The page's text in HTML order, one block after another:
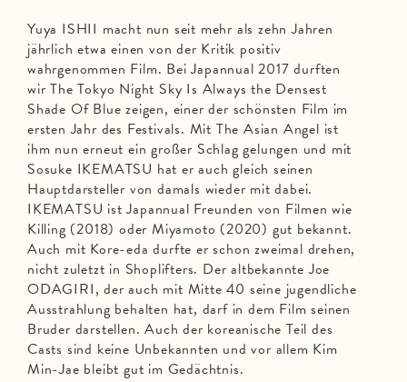
Yuya ISHII macht nun seit mehr als zehn Jahren
jährlich etwa einen von der Kritik positiv
wahrgenommen Film. Bei Japannual 2017 durften
wir The Tokyo Night Sky Is Always the Densest
Shade Of Blue zeigen, einer der schönsten Film im
ersten Jahr des Festivals. Mit The Asian Angel ist
ihm nun erneut ein großer Schlag gelungen und mit
Sosuke IKEMATSU hat er auch gleich seinen
Hauptdarsteller von damals wieder mit dabei.
IKEMATSU ist Japannual Freunden von Filmen wie
Killing (2018) oder Miyamoto (2020) gut bekannt.
Auch mit Kore-eda durfte er schon zweimal drehen,
nicht zuletzt in Shoplifters. Der altbekannte Joe
ODAGIRI, der auch mit Mitte 40 seine jugendliche
Ausstrahlung behalten hat, darf in dem Film seinen
Bruder darstellen. Auch der koreanische Teil des
Casts sind keine Unbekannten und vor allem Kim
Min-Jae bleibt gut im Gedächtnis.